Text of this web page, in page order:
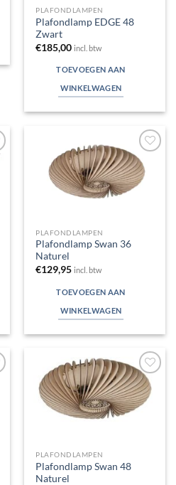
PLAFONDLAMPEN
Plafondlamp EDGE 48
Zwart
€185,00 incl. btw
TOEVOEGEN AAN
WINKELWAGEN
Toevoegen
aan
verlanglijst
PLAFONDLAMPEN
Plafondlamp Swan 36
Naturel
€129,95 incl. btw
TOEVOEGEN AAN
WINKELWAGEN
Toevoegen
aan
verlanglijst
PLAFONDLAMPEN
Plafondlamp Swan 48
Naturel